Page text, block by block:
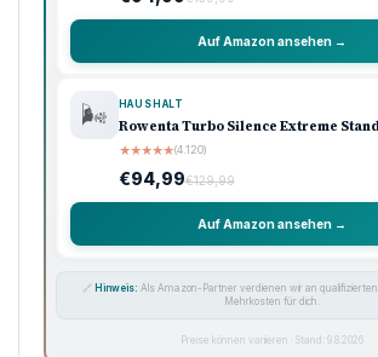
Auf Amazon ansehen →
🌬️ HAUSHALT
Rowenta Turbo Silence Extreme
★★★★★(4.120)
€94,99€129,99
Auf Amazon ansehen →
🔗 Hinweis: Als Amazon-Partner verdienen wir an
Mehrkosten für dich.
Preise können variieren · Stand: 9.8.2026